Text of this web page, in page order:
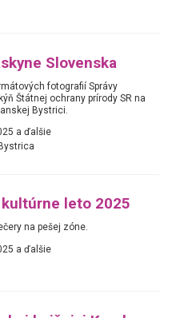
Slovenska
fotografií Správy
Štátnej ochrany prírody SR na
Bystrici.
a ďalšie
leto 2025
na pešej zóne.
a ďalšie